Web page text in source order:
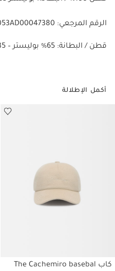
الرقم المرجعي: PAM00053AD00047380
100% قطن / البطانة: 65% بوليستر – 35% قطن
أكمل الإطلالة
كاب The Cachemiro basebal
حسابي